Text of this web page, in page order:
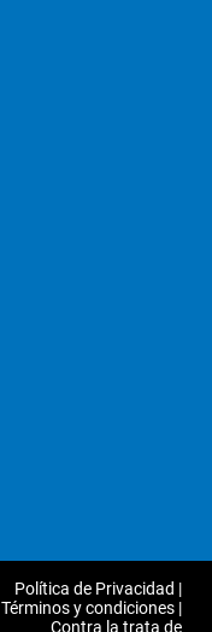
Política de Privacidad |
Términos y condiciones |
Contra la trata de